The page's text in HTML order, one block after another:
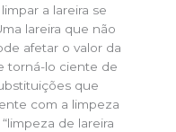
a lareira se
lareira que não
afetar o valor da
torná-lo ciente de
que
com a limpeza
de lareira